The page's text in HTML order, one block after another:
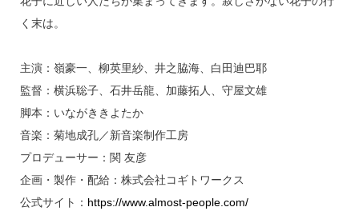
く末は。
主演：嶺豪一、柳英里紗、井之脇海、白田迪巴耶
監督：横浜聡子、石井岳龍、加藤拓人、守屋文雄
脚本：いながききよたか
音楽：菊地成孔／新音楽制作工房
プロデューサー：関 友彦
企画・製作・配給：株式会社コギトワークス
公式サイト： https://www.almost-people.com/